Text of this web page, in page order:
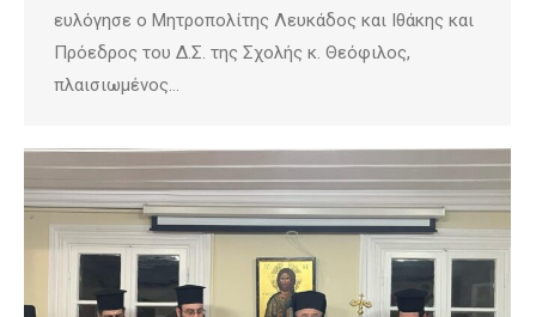
ευλόγησε ο Μητροπολίτης Λευκάδος και Ιθάκης και
Πρόεδρος του Δ.Σ. της Σχολής κ. Θεόφιλος,
πλαισιωμένος…